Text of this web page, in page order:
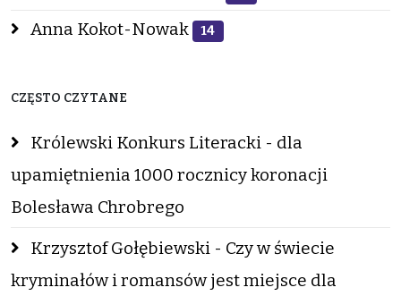
Anna Kokot-Nowak 14
CZĘSTO CZYTANE
Królewski Konkurs Literacki - dla
upamiętnienia 1000 rocznicy koronacji
Bolesława Chrobrego
Krzysztof Gołębiewski - Czy w świecie
kryminałów i romansów jest miejsce dla